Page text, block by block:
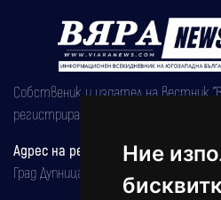
Ние
Собственик и издател на вестник
регистрирана на 08.05.2002 година.
Адрес на редакцията
Град Дупница, ул.''Христо Ботев" 43